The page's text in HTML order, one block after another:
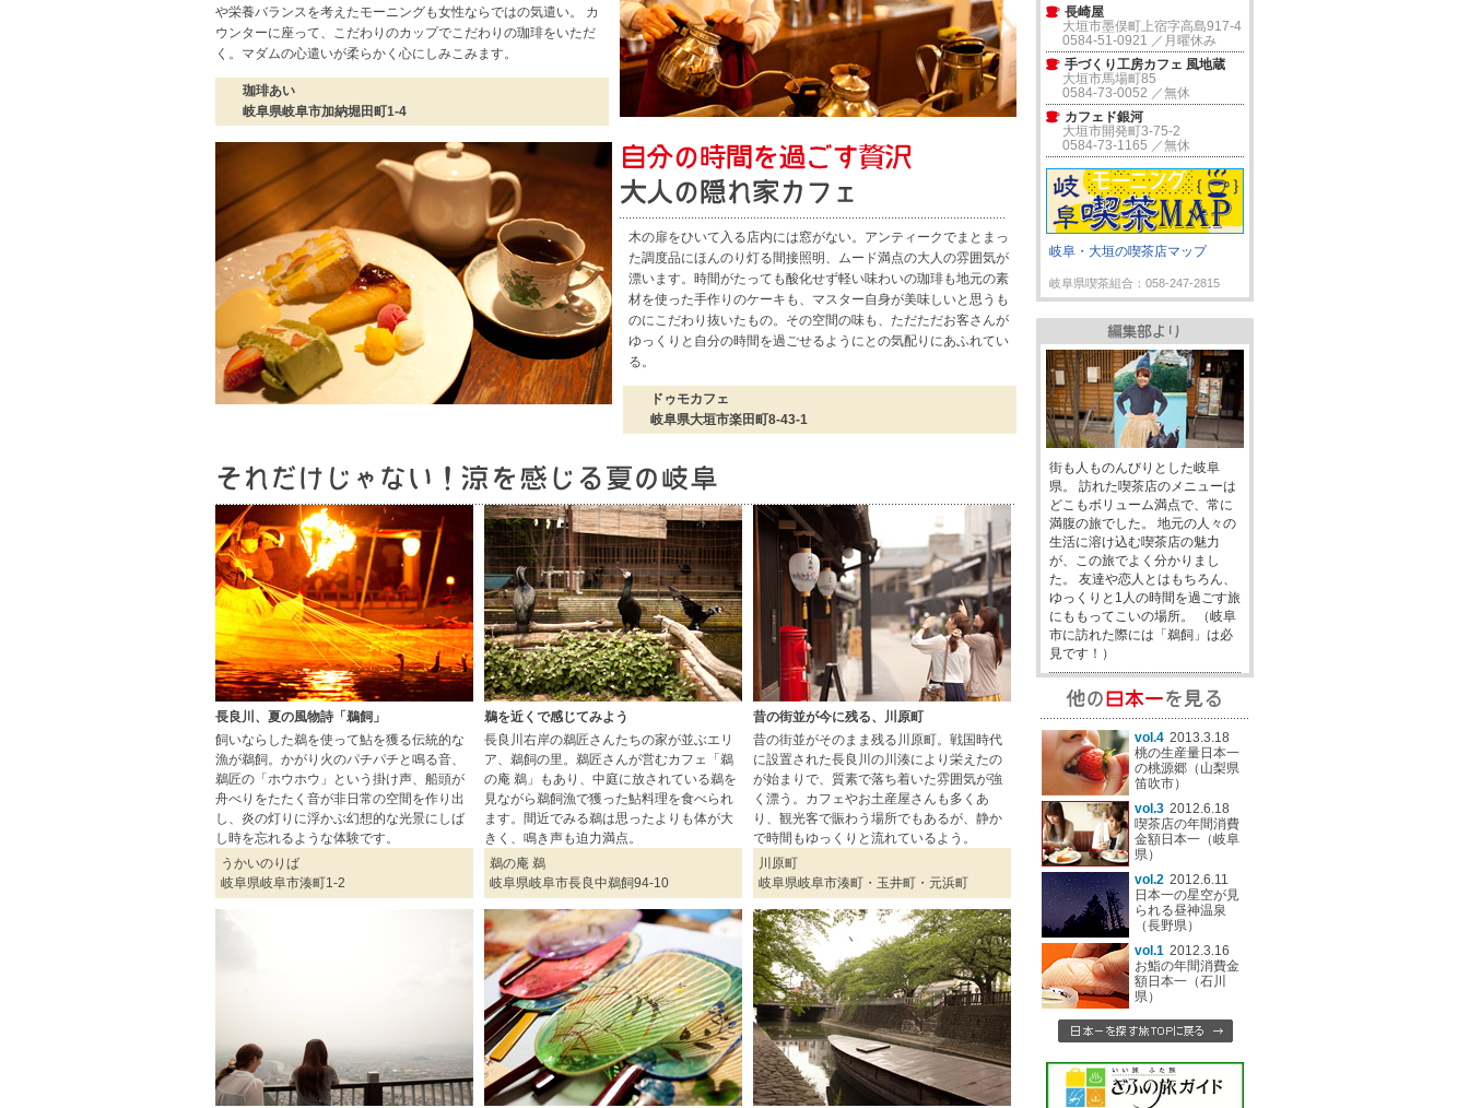
や栄養バランスを考えたモーニングも女性ならではの気遣い。 カ
ウンターに座って、こだわりのカップでこだわりの珈琲をいただ
く。マダムの心遣いが柔らかく心にしみこみます。
珈琲あい
岐阜県岐阜市加納堀田町1-4
木の扉をひいて入る店内には窓がない。アンティークでまとまっ
た調度品にほんのり灯る間接照明、ムード満点の大人の雰囲気が
漂います。時間がたっても酸化せず軽い味わいの珈琲も地元の素
材を使った手作りのケーキも、マスター自身が美味しいと思うも
のにこだわり抜いたもの。その空間の味も、ただただお客さんが
ゆっくりと自分の時間を過ごせるようにとの気配りにあふれてい
る。
ドゥモカフェ
岐阜県大垣市楽田町8-43-1
長良川、夏の風物詩「鵜飼」
飼いならした鵜を使って鮎を獲る伝統的な
漁が鵜飼。かがり火のパチパチと鳴る音、
鵜匠の「ホウホウ」という掛け声、船頭が
舟べりをたたく音が非日常の空間を作り出
し、炎の灯りに浮かぶ幻想的な光景にしば
し時を忘れるような体験です。
うかいのりば
岐阜県岐阜市湊町1-2
鵜を近くで感じてみよう
長良川右岸の鵜匠さんたちの家が並ぶエリ
ア、鵜飼の里。鵜匠さんが営むカフェ「鵜
の庵 鵜」もあり、中庭に放されている鵜を
見ながら鵜飼漁で獲った鮎料理を食べられ
ます。間近でみる鵜は思ったよりも体が大
きく、鳴き声も迫力満点。
鵜の庵 鵜
岐阜県岐阜市長良中鵜飼94-10
昔の街並が今に残る、川原町
昔の街並がそのまま残る川原町。戦国時代
に設置された長良川の川湊により栄えたの
が始まりで、質素で落ち着いた雰囲気が強
く漂う。カフェやお土産屋さんも多くあ
り、観光客で賑わう場所でもあるが、静か
で時間もゆっくりと流れているよう。
川原町
岐阜県岐阜市湊町・玉井町・元浜町
長崎屋
大垣市墨俣町上宿字高島917-4
0584-51-0921 ／月曜休み
手づくり工房カフェ 風地蔵
大垣市馬場町85
0584-73-0052 ／無休
カフェド銀河
大垣市開発町3-75-2
0584-73-1165 ／無休
岐阜・大垣の喫茶店マップ
岐阜県喫茶組合：058-247-2815
街も人ものんびりとした岐阜
県。 訪れた喫茶店のメニューは
どこもボリューム満点で、常に
満腹の旅でした。 地元の人々の
生活に溶け込む喫茶店の魅力
が、この旅でよく分かりまし
た。 友達や恋人とはもちろん、
ゆっくりと1人の時間を過ごす旅
にももってこいの場所。 （岐阜
市に訪れた際には「鵜飼」は必
見です！）
vol.4 2013.3.18
桃の生産量日本一
の桃源郷（山梨県
笛吹市）
vol.3 2012.6.18
喫茶店の年間消費
金額日本一（岐阜
県）
vol.2 2012.6.11
日本一の星空が見
られる昼神温泉
（長野県）
vol.1 2012.3.16
お鮨の年間消費金
額日本一（石川
県）